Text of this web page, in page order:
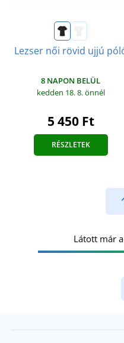
Lezser női rövid ujjú
8 NAPON BELÜL
kedden 18. 8.önnél
5 450 Ft
RÉSZLETEK
Látott már